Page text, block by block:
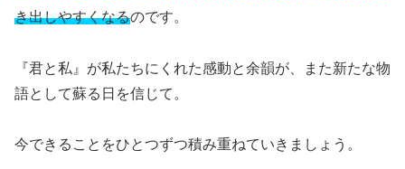
き出しやすくなるのです。
『君と私』が私たちにくれた感動と余韻が、また新たな物
語として蘇る日を信じて。
今できることをひとつずつ積み重ねていきましょう。